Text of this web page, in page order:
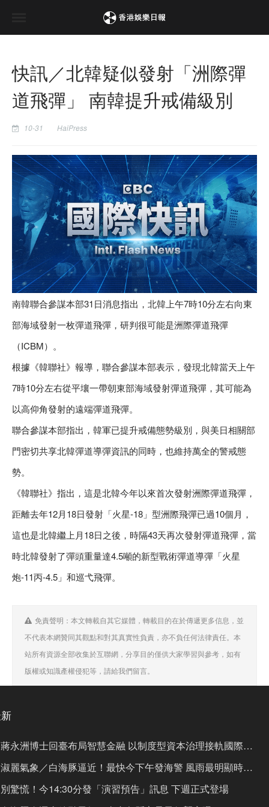
快訊／北韓疑似發射「洲際彈
道飛彈」 南韓提升戒備級別
10-31 HaiPress
南韓聯合參謀本部31日消息指出，北韓上午7時10分左右向東
部海域發射一枚彈道飛彈，研判很可能是洲際彈道飛彈
（ICBM）。
根據《韓聯社》報導，聯合參謀本部表示，發現北韓當天上午
7時10分左右從平壤一帶朝東部海域發射彈道飛彈，其可能為
以高仰角發射的遠端彈道飛彈。
聯合參謀本部指出，韓軍已提升戒備態勢級別，與美日相關部
門密切共享北韓彈道導彈資訊的同時，也維持萬全的警戒態
勢。
《韓聯社》指出，這是北韓今年以來首次發射洲際彈道飛彈，
距離去年12月18日發射「火星-18」型洲際飛彈已過10個月，
這也是北韓繼上月18日之後，時隔43天再次發射彈道飛彈，當
時北韓發射了彈頭重量達4.5噸的新型戰術彈道導彈「火星
炮-11丙-4.5」和巡弋飛彈。
免責聲明：本文轉載自其它媒體，轉載目的在於傳遞更多信息，並
不代表本網贊同其觀點和對其真實性負責，亦不負任何法律責任。本
站所有資源全部收集於互聯網，分享目的僅供大家學習與參考，如有
版權或知識產權侵犯等，請給我們留言。
蔣永洲博士回臺布局智慧金融 以制度型資本治理接軌國際市
淑麗氣象／白海豚逼近！最快今下午發海警 風雨最明顯時間
別驚慌！今14:30分發「演習預告」訊息 下週正式登場